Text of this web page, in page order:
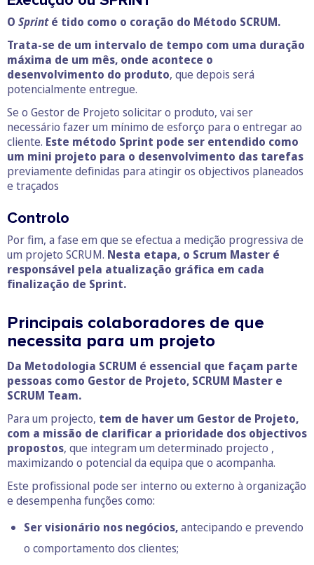
O Sprinté tido como o coração do Método SCRUM.
Trata-se de um intervalo de tempo com uma duração
máxima de um mês, onde acontece o
desenvolvimento do produto, que depois será
potencialmente entregue.
Se o Gestor de Projeto solicitar o produto, vai ser
necessário fazer um mínimo de esforço para o entregar ao
cliente. Este método Sprint pode ser entendido como
um mini projeto para o desenvolvimento das tarefas
previamente definidas para atingir os objectivos planeados
e traçados
Controlo
Por fim, a fase em que se efectua a medição progressiva de
um projeto SCRUM. Nesta etapa, o Scrum Master é
responsável pela atualização gráfica em cada
finalização de Sprint.
Principais colaboradores de que
necessita para um projeto
Da Metodologia SCRUM é essencial que façam parte
pessoas como Gestor de Projeto, SCRUM Master e
SCRUM Team.
Para um projecto, tem de haver um Gestor de Projeto,
com a missão de clarificar a prioridade dos objectivos
propostos, que integram um determinado projecto ,
maximizando o potencial da equipa que o acompanha.
Este profissional pode ser interno ou externo à organização
e desempenha funções como:
Ser visionário nos negócios,antecipando e prevendo
o comportamento dos clientes;